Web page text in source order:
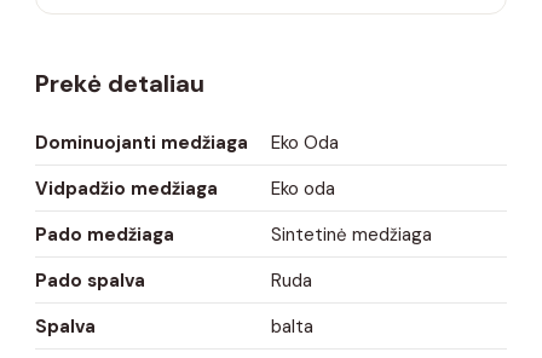
Prekė detaliau
Dominuojanti medžiaga
Eko Oda
Vidpadžio medžiaga
Eko oda
Pado medžiaga
Sintetinė medžiaga
Pado spalva
Ruda
Spalva
balta